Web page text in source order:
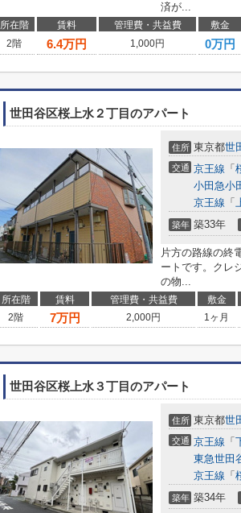
済が...
所在階 賃料 管理費・共益費 敷金
2階
6.4万円 1,000円 0万円
世田谷区桜上水２丁目のアパート
住所 東京都世
交通 京王線 「
小田急小
京王線 「
築年 築33年
片方の路線の終
ートです。クレ
の物...
所在階 賃料 管理費・共益費 敷金
2階
7万円 2,000円 1ヶ月
世田谷区桜上水３丁目のアパート
住所 東京都世
交通 京王線 「
東急世田
京王線 「
築年 築34年